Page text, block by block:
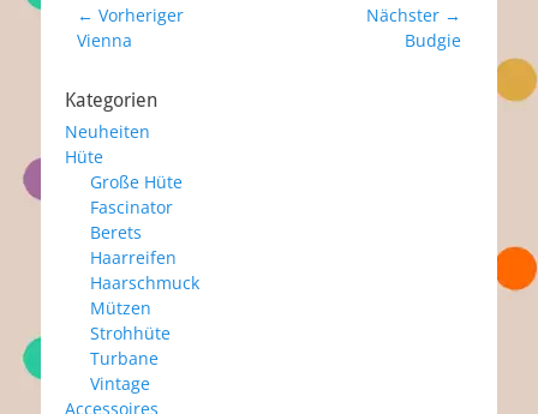
Beitragsnavigation
← Vorheriger
Vorheriger
Vienna
Nächster →
Budgie
Kategorien
Neuheiten
Hüte
Große Hüte
Fascinator
Berets
Haarreifen
Haarschmuck
Mützen
Strohhüte
Turbane
Vintage
Accessoires